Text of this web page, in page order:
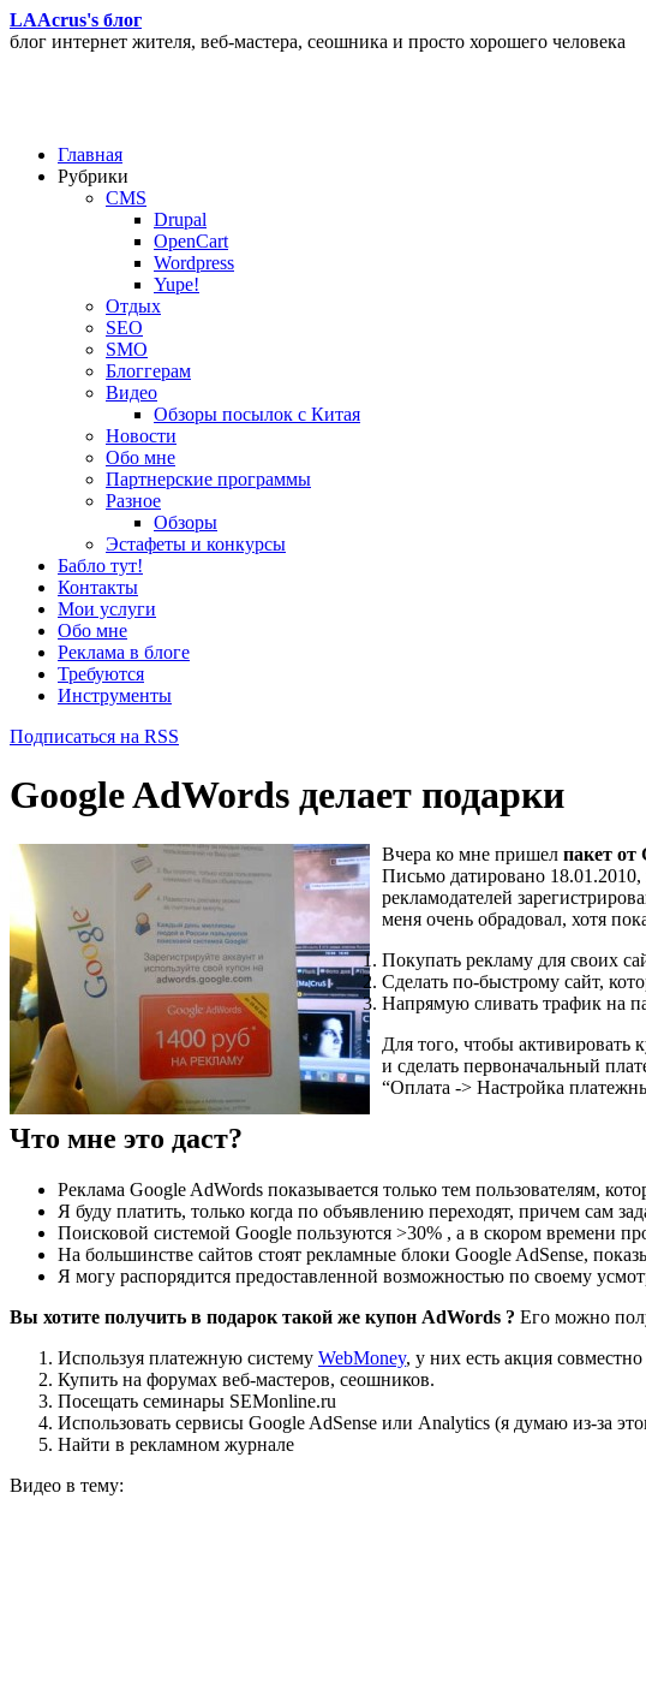
LAAcrus's блог
блог интернет жителя, веб-мастера, сеошника и просто хорошего человека
Главная
Рубрики
CMS
Drupal
OpenCart
Wordpress
Yupe!
Oтдых
SEO
SMO
Блоггерам
Видео
Обзоры посылок с Китая
Новости
Обо мне
Партнерские программы
Разное
Обзоры
Эстафеты и конкурсы
Бабло тут!
Контакты
Мои услуги
Обо мне
Реклама в блоге
Требуются
Инструменты
Подписаться на RSS
Google AdWords делает подарки
Вчера ко мне пришел пакет от
Письмо датировано
рекламодателей
меня очень обрадовал, хотя
Покупать рекламу для своих
Сделать по-быстрому сайт,
Напрямую сливать трафик на
Для того, чтобы активировать
и сделать первоначальный
“Оплата -> Настройка
Что мне это даст?
Реклама Google AdWords показывается только тем пользователям,
Я буду платить, только когда по объявлению переходят, причем сам
Поисковой системой Google пользуются >30% , а в скором времени
На большинстве сайтов стоят рекламные блоки Google AdSense,
Я могу распорядится предоставленной возможностью по своему
Вы хотите получить в подарок такой же купон AdWords ? Его можно
Используя платежную систему WebMoney, у них есть акция
Купить на форумах веб-мастеров, сеошников.
Посещать семинары SEMonline.ru
Использовать сервисы Google AdSense или Analytics (я думаю из-за
Найти в рекламном журнале
Видео в тему: